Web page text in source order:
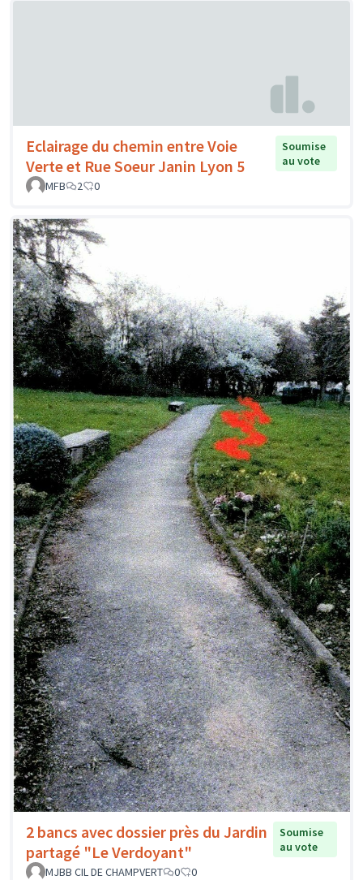
Eclairage du chemin entre Voie
Verte et Rue Soeur Janin Lyon 5
Soumise
au vote
MFB
2 0
2 bancs avec dossier près du Jardin
partagé "Le Verdoyant"
Soumise
au vote
MJBB CIL DE CHAMPVERT
0 0